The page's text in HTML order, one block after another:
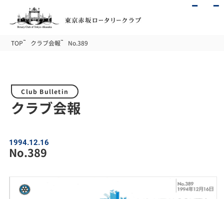
TOP クラブ会報 No.389
Club Bulletin
クラブ会報
1994.12.16
No.389